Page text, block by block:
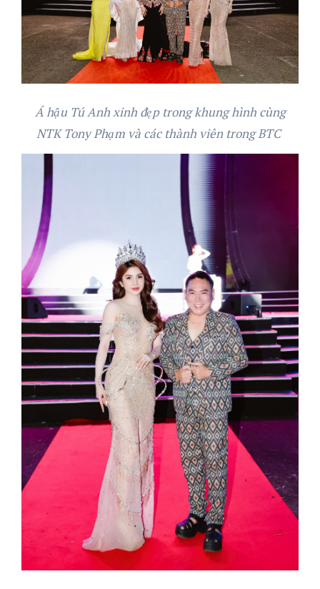
Á hậu Tú Anh xinh đẹp trong khung hình cùng
NTK Tony Phạm và các thành viên trong BTC